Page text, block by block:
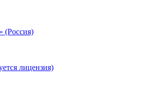
(Россия)
лицензия)